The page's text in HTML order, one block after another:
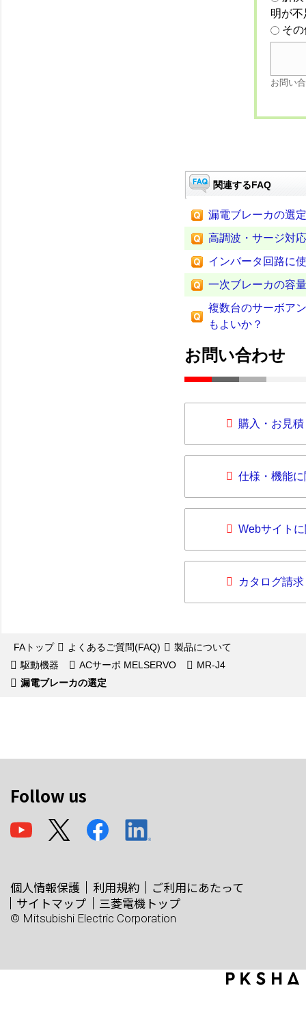
明が
そ
お問い
関連するFAQ
漏電ブレーカの選
高調波・サージ対
インバータ回路に
一次ブレーカの容量
複数台のサーボア
もよいか？
お問い合わせ
購入・お見
仕様・機能
Webサイト
カタログ請求
FAトップ よくあるご質問(FAQ)
製品について
駆動機器
ACサーボ MELSERVO
MR-J4
漏電ブレーカの選定
Follow us
個人情報保護 利用規約
ご利用にあたって
サイトマップ
三菱電機トップ
© Mitsubishi Electric Corporation